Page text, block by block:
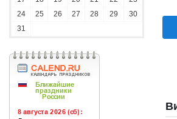
24
25 26 27 28 29
30
31